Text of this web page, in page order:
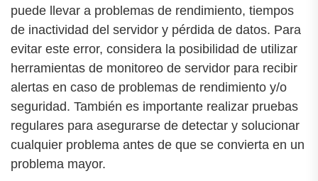
puede llevar a problemas de rendimiento, tiempos
de inactividad del servidor y pérdida de datos. Para
evitar este error, considera la posibilidad de utilizar
herramientas de monitoreo de servidor para recibir
alertas en caso de problemas de rendimiento y/o
seguridad. También es importante realizar pruebas
regulares para asegurarse de detectar y solucionar
cualquier problema antes de que se convierta en un
problema mayor.